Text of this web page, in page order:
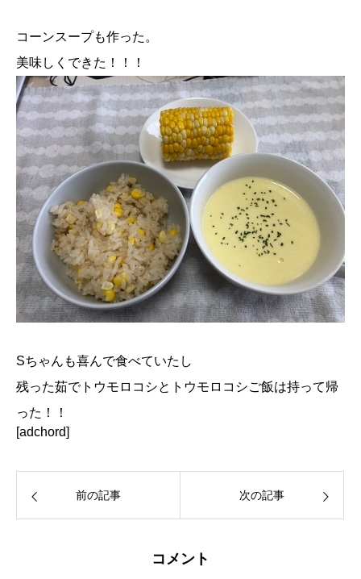
コーンスープも作った。
美味しくできた！！！
Sちゃんも喜んで食べていたし
残った茹でトウモロコシとトウモロコシご飯は持って帰
った！！
[adchord]
前の記事 次の記事
コメント